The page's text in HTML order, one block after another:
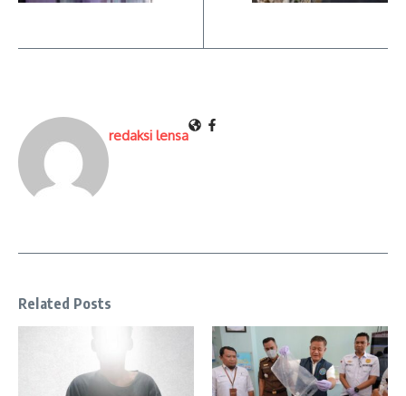
redaksi lensa
Related Posts